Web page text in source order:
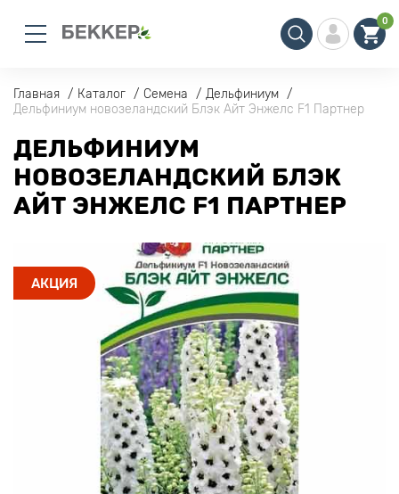
0
Главная Каталог Семена
Дельфиниум
Дельфиниум новозеландский Блэк Айт Энжелс F1 Партнер
ДЕЛЬФИНИУМ
НОВОЗЕЛАНДСКИЙ БЛЭК
АЙТ ЭНЖЕЛС F1 ПАРТНЕР
АКЦИЯ